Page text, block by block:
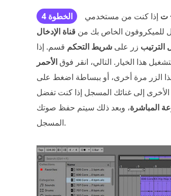
الخطوة 4 ت
للميكروفون الخاص بك من قناة الإدخال
زر على شريط التحكم قسم. إذا
هذا الخيار. التالي، انقر فوقالأحمر
هذا الزر مرة أخرى، أو ببساطة اضغط على
الأخرى إلى غنائك المسجل إذا كنت تفضل
المباشرة، وبعد ذلك سيتم حفظ صوتك
المسجل.